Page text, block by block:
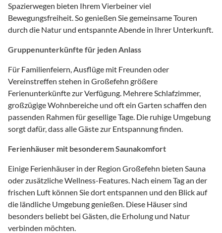
Spazierwegen bieten Ihrem Vierbeiner viel
Bewegungsfreiheit. So genießen Sie gemeinsame Touren
durch die Natur und entspannte Abende in Ihrer Unterkunft.
Gruppenunterkünfte für jeden Anlass
Für Familienfeiern, Ausflüge mit Freunden oder
Vereinstreffen stehen in Großefehn größere
Ferienunterkünfte zur Verfügung. Mehrere Schlafzimmer,
großzügige Wohnbereiche und oft ein Garten schaffen den
passenden Rahmen für gesellige Tage. Die ruhige Umgebung
sorgt dafür, dass alle Gäste zur Entspannung finden.
Ferienhäuser mit besonderem Saunakomfort
Einige Ferienhäuser in der Region Großefehn bieten Sauna
oder zusätzliche Wellness-Features. Nach einem Tag an der
frischen Luft können Sie dort entspannen und den Blick auf
die ländliche Umgebung genießen. Diese Häuser sind
besonders beliebt bei Gästen, die Erholung und Natur
verbinden möchten.